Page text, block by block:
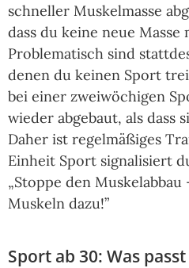
schneller Muskelmasse
dass du keine neue
Problematisch sind
denen du keinen Sport
bei einer zweiwöchigen
wieder abgebaut, als dass
Daher ist regelmäßiges
Einheit Sport signalisiert
„Stoppe den
Muskeln dazu!”
Sport ab 30: Was